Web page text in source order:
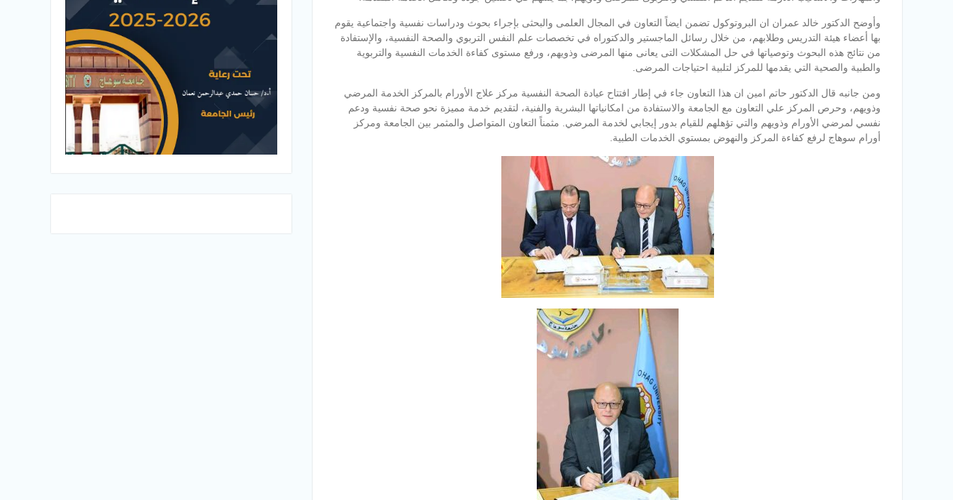
وأوضح الدكتور خالد عمران ان البروتوكول تضمن ايضاً التعاون في المجال العلمى والبحثى بإجراء بحوث ودراسات نفسية واجتماعية يقوم
بها أعضاء هيئة التدريس وطلابهم، من خلال رسائل الماجستير والدكتوراه في تخصصات علم النفس التربوي والصحة النفسية، والإستفادة
من نتائج هذه البحوث وتوصياتها في حل المشكلات التى يعانى منها المرضى وذويهم، ورفع مستوى كفاءة الخدمات النفسية والتربوية
والطبية والصحية التي يقدمها للمركز لتلبية احتياجات المرضى.
ومن جانبه قال الدكتور حاتم امين ان هذا التعاون جاء في إطار افتتاح عيادة الصحة النفسية مركز علاج الأورام بالمركز الخدمة المرضي
وذويهم، وحرص المركز علي التعاون مع الجامعة والاستفادة من امكانياتها البشرية والفنية، لتقديم خدمة مميزة نحو صحة نفسية ودعم
نفسي لمرضي الأورام وذويهم والتي تؤهلهم للقيام بدور إيجابي لخدمة المرضي. مثمناً التعاون المتواصل والمثمر بين الجامعة ومركز
أورام سوهاج لرفع كفاءة المركز والنهوض بمستوي الخدمات الطبية.